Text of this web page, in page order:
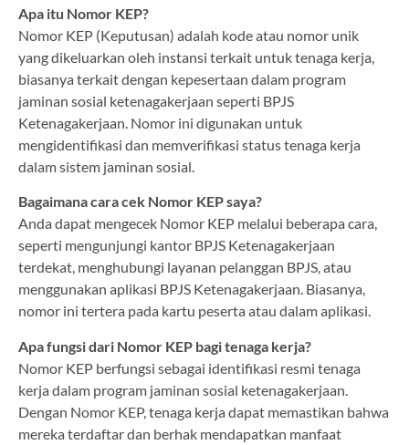
Apa itu Nomor KEP?
Nomor KEP (Keputusan) adalah kode atau nomor unik
yang dikeluarkan oleh instansi terkait untuk tenaga kerja,
biasanya terkait dengan kepesertaan dalam program
jaminan sosial ketenagakerjaan seperti BPJS
Ketenagakerjaan. Nomor ini digunakan untuk
mengidentifikasi dan memverifikasi status tenaga kerja
dalam sistem jaminan sosial.
Bagaimana cara cek Nomor KEP saya?
Anda dapat mengecek Nomor KEP melalui beberapa cara,
seperti mengunjungi kantor BPJS Ketenagakerjaan
terdekat, menghubungi layanan pelanggan BPJS, atau
menggunakan aplikasi BPJS Ketenagakerjaan. Biasanya,
nomor ini tertera pada kartu peserta atau dalam aplikasi.
Apa fungsi dari Nomor KEP bagi tenaga kerja?
Nomor KEP berfungsi sebagai identifikasi resmi tenaga
kerja dalam program jaminan sosial ketenagakerjaan.
Dengan Nomor KEP, tenaga kerja dapat memastikan bahwa
mereka terdaftar dan berhak mendapatkan manfaat